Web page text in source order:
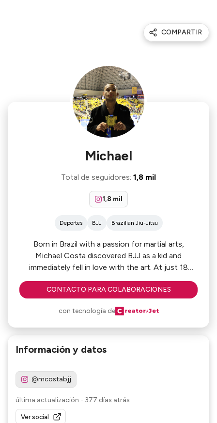
COMPARTIR
Michael
Total de seguidores: 1,8 mil
1,8 mil
Deportes BJJ Brazilian Jiu-Jitsu
Born in Brazil with a passion for martial arts,
Michael Costa discovered BJJ as a kid and
immediately fell in love with the art. At just 18
years old, Michael became an IBJJF World
Champion in the Blue Belt Rooster division.
CONTACTO PARA COLABORACIONES
con tecnología de
Información y datos
@mcostabjj
última actualización - 377 días atrás
Ver social